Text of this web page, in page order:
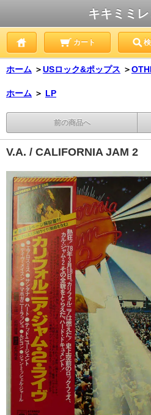
キキミミ
カート
ホーム ＞USロック&ポップス ＞
ホーム ＞ LP
前の商品へ
V.A. / CALIFORNIA JAM 2